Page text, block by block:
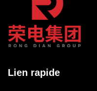
Lien rapide